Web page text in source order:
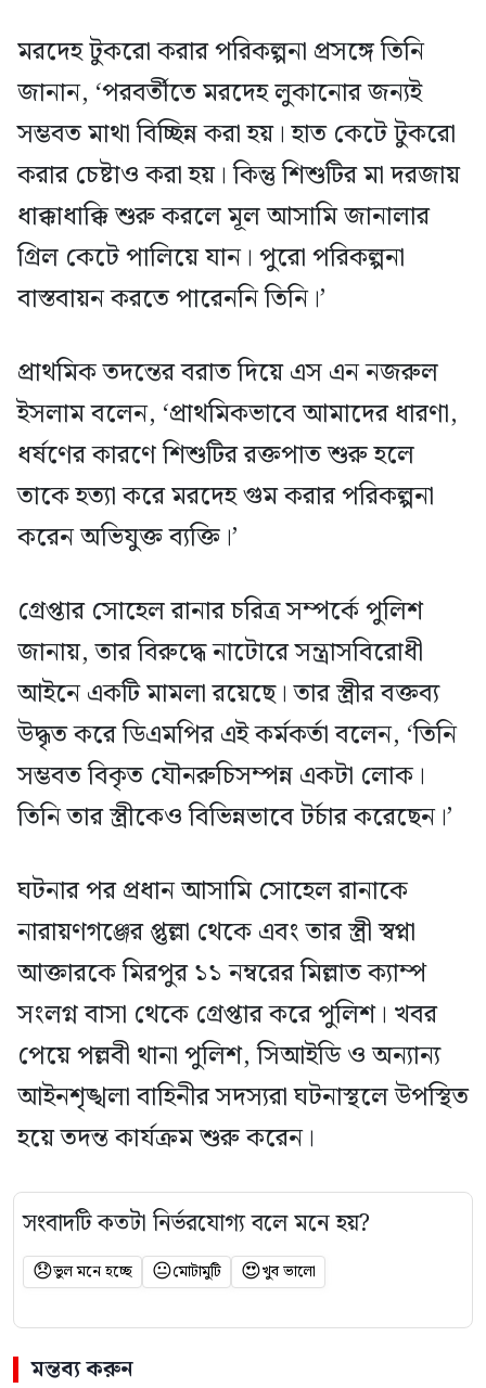
মরদেহ টুকরো করার পরিকল্পনা প্রসঙ্গে তিনি
জানান, ‘পরবর্তীতে মরদেহ লুকানোর জন্যই
সম্ভবত মাথা বিচ্ছিন্ন করা হয়। হাত কেটে টুকরো
করার চেষ্টাও করা হয়। কিন্তু শিশুটির মা দরজায়
ধাক্কাধাক্কি শুরু করলে মূল আসামি জানালার
গ্রিল কেটে পালিয়ে যান। পুরো পরিকল্পনা
বাস্তবায়ন করতে পারেননি তিনি।’
প্রাথমিক তদন্তের বরাত দিয়ে এস এন নজরুল
ইসলাম বলেন, ‘প্রাথমিকভাবে আমাদের ধারণা,
ধর্ষণের কারণে শিশুটির রক্তপাত শুরু হলে
তাকে হত্যা করে মরদেহ গুম করার পরিকল্পনা
করেন অভিযুক্ত ব্যক্তি।’
গ্রেপ্তার সোহেল রানার চরিত্র সম্পর্কে পুলিশ
জানায়, তার বিরুদ্ধে নাটোরে সন্ত্রাসবিরোধী
আইনে একটি মামলা রয়েছে। তার স্ত্রীর বক্তব্য
উদ্ধৃত করে ডিএমপির এই কর্মকর্তা বলেন, ‘তিনি
সম্ভবত বিকৃত যৌনরুচিসম্পন্ন একটা লোক।
তিনি তার স্ত্রীকেও বিভিন্নভাবে টর্চার করেছেন।’
ঘটনার পর প্রধান আসামি সোহেল রানাকে
নারায়ণগঞ্জের প্তুল্লা থেকে এবং তার স্ত্রী স্বপ্না
আক্তারকে মিরপুর ১১ নম্বরের মিল্লাত ক্যাম্প
সংলগ্ন বাসা থেকে গ্রেপ্তার করে পুলিশ। খবর
পেয়ে পল্লবী থানা পুলিশ, সিআইডি ও অন্যান্য
আইনশৃঙ্খলা বাহিনীর সদস্যরা ঘটনাস্থলে উপস্থিত
হয়ে তদন্ত কার্যক্রম শুরু করেন।
সংবাদটি কতটা নির্ভরযোগ্য বলে মনে হয়?
😞ভুল মনে হচ্ছে 😐মোটামুটি 😍খুব ভালো
মন্তব্য করুন